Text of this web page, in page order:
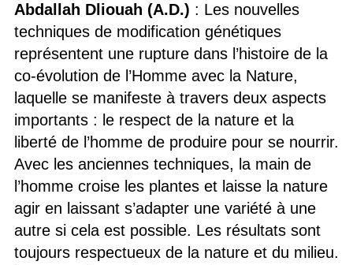
Abdallah Dliouah (A.D.) : Les nouvelles
techniques de modification génétiques
représentent une rupture dans l’histoire de la
co-évolution de l’Homme avec la Nature,
laquelle se manifeste à travers deux aspects
importants : le respect de la nature et la
liberté de l’homme de produire pour se nourrir.
Avec les anciennes techniques, la main de
l’homme croise les plantes et laisse la nature
agir en laissant s’adapter une variété à une
autre si cela est possible. Les résultats sont
toujours respectueux de la nature et du milieu.